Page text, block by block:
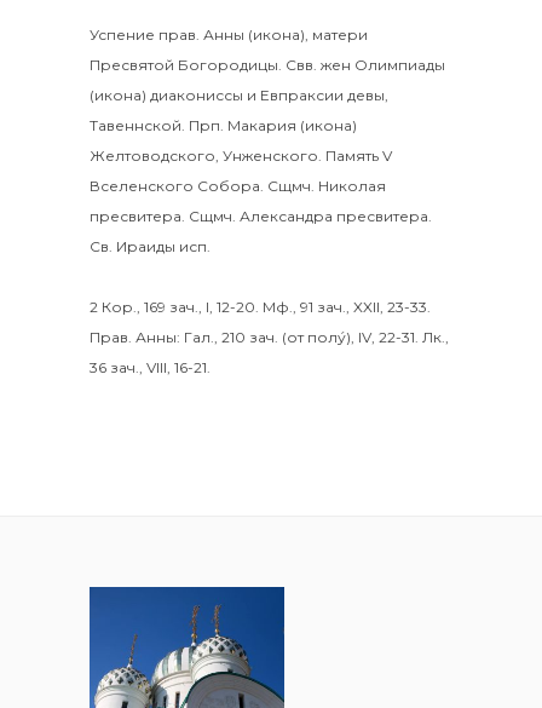
Успение прав. Анны (икона), матери
Пресвятой Богородицы. Свв. жен Олимпиады
(икона) диакониссы и Евпраксии девы,
Тавеннской. Прп. Макария (икона)
Желтоводского, Унженского. Память V
Вселенского Собора. Сщмч. Николая
пресвитера. Сщмч. Александра пресвитера.
Св. Ираиды исп.
2 Кор., 169 зач., I, 12-20. Мф., 91 зач., XXII, 23-33.
Прав. Анны: Гал., 210 зач. (от полу́), IV, 22-31. Лк.,
36 зач., VIII, 16-21.